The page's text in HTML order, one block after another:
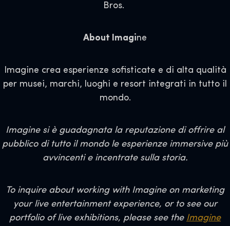
Bros.
About Imagine
Imagine crea esperienze sofisticate e di alta qualità
per musei, marchi, luoghi e resort integrati in tutto il
mondo.
Imagine si è guadagnata la reputazione di offrire al
pubblico di tutto il mondo le esperienze immersive più
avvincenti e incentrate sulla storia.
To inquire about working with Imagine on marketing
your live entertainment experience, or to see our
portfolio of live exhibitions, please see the Imagine